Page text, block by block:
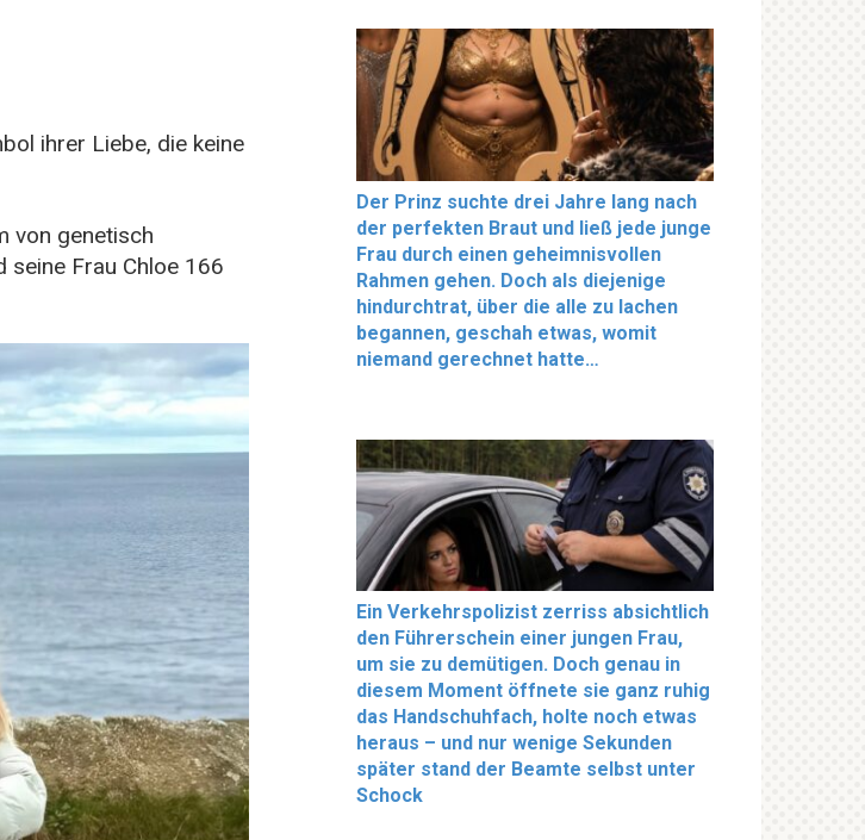
ihrer Liebe, die keine
von genetisch
seine Frau Chloe 166
Der Prinz suchte drei Jahre lang nach
der perfekten Braut und ließ jede junge
Frau durch einen geheimnisvollen
Rahmen gehen. Doch als diejenige
hindurchtrat, über die alle zu lachen
begannen, geschah etwas, womit
niemand gerechnet hatte…
Ein Verkehrspolizist zerriss absichtlich
den Führerschein einer jungen Frau,
um sie zu demütigen. Doch genau in
diesem Moment öffnete sie ganz ruhig
das Handschuhfach, holte noch etwas
heraus – und nur wenige Sekunden
später stand der Beamte selbst unter
Schock